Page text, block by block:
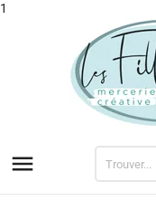
1
